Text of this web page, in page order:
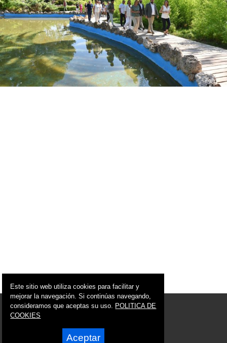
© 2017 - 2026 Mazarrón Noticias
info@mazarronnoticias.com
Síguenos en:
Este sitio web utiliza cookies para facilitar y
mejorar la navegación. Si continúas navegando,
consideramos que aceptas su uso. POLITICA DE
COOKIES
Aceptar